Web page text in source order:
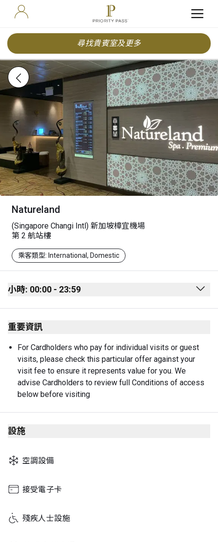
尋找貴賓室及更多
Natureland
(Singapore Changi Intl) 新加坡樟宜機場
第 2 航站樓
乘客類型: International, Domestic
小時: 00:00 - 23:59
Monday 00:00 - 23:59
Tuesday
Wednesday 00:00 - 23:59
Thursday 00:00 - 23:59
Friday 00:00 - 23:59
Saturday
重要資訊
For Cardholders who pay for individual visits or guest
visits, please check this particular offer against your
visit fee to ensure it represents value for you. We
advise Cardholders to review full Conditions of access
below before visiting
設施
空調設備
接受電子卡
殘疾人士設施